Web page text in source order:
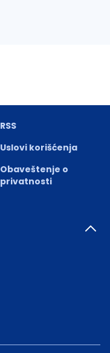
RSS
Uslovi korišćenja
Obaveštenje o
privatnosti